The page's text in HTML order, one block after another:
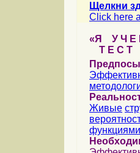
Щелкни
Click here
«Я У Ч Е
Т Е С Т
Живые
функциями